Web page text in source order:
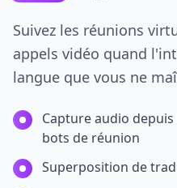
Suivez les réunions
appels vidéo quand
langue que vous ne
Capture audio
bots de réunion
Superposition de